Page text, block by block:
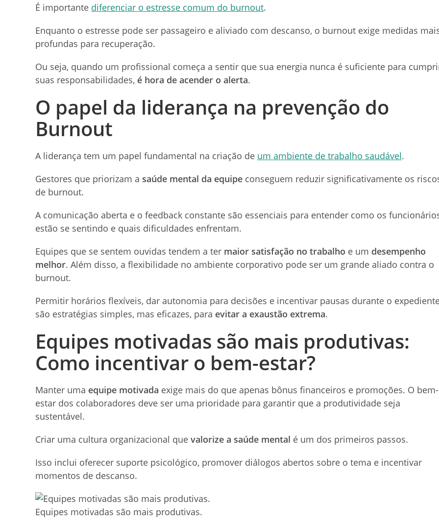
É importante diferenciar o estresse comum do burnout.
Enquanto o estresse pode ser passageiro e aliviado com descanso, o burnout exige medidas
profundas para recuperação.
Ou seja, quando um profissional começa a sentir que sua energia nunca é suficiente para
suas responsabilidades, é hora de acender o alerta.
O papel da liderança na prevenção do
Burnout
A liderança tem um papel fundamental na criação de um ambiente de trabalho saudável.
Gestores que priorizam a saúde mental da equipe conseguem reduzir significativamente os
de burnout.
A comunicação aberta e o feedback constante são essenciais para entender como os
estão se sentindo e quais dificuldades enfrentam.
Equipes que se sentem ouvidas tendem a ter maior satisfação no trabalho e um desempenho
melhor. Além disso, a flexibilidade no ambiente corporativo pode ser um grande aliado contra o
burnout.
Permitir horários flexíveis, dar autonomia para decisões e incentivar pausas durante o
são estratégias simples, mas eficazes, para evitar a exaustão extrema.
Equipes motivadas são mais produtivas:
Como incentivar o bem-estar?
Manter uma equipe motivada exige mais do que apenas bônus financeiros e promoções. O bem-
estar dos colaboradores deve ser uma prioridade para garantir que a produtividade seja
sustentável.
Criar uma cultura organizacional que valorize a saúde mental é um dos primeiros passos.
Isso inclui oferecer suporte psicológico, promover diálogos abertos sobre o tema e incentivar
momentos de descanso.
Equipes motivadas são mais produtivas.